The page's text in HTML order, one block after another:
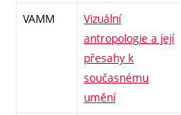
VAMM
Vizuální
antropologie a její
přesahy k
současnému
umění